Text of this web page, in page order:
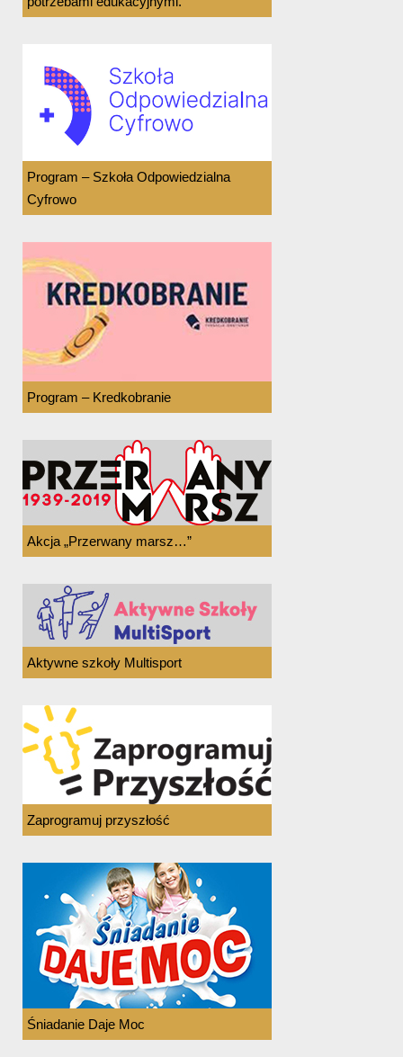
Program – Szkoła Odpowiedzialna
Cyfrowo
Program – Kredkobranie
Akcja „Przerwany marsz…”
Aktywne szkoły Multisport
Zaprogramuj przyszłość
Śniadanie Daje Moc